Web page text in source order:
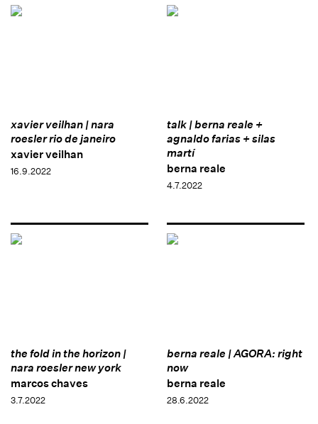
xavier veilhan | nara
roesler rio de janeiro
xavier veilhan
16.9.2022
talk | berna reale +
agnaldo farias + silas
martí
berna reale
4.7.2022
the fold in the horizon |
nara roesler new york
marcos chaves
3.7.2022
berna reale | AGORA: right
now
berna reale
28.6.2022